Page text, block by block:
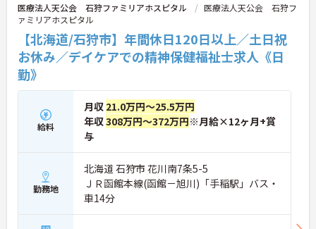
医療法人天公会 石狩ファミリアホスピタル
医療法人天公会 石狩フ
ァミリアホスピタル
【北海道/石狩市】年間休日120日以上／土日祝
お休み／デイケアでの精神保健福祉士求人《日
勤》
給料
月収 21.0万円～25.5万円
年収308万円～372万円※月給×12ヶ月+賞
与
勤務地
北海道 石狩市 花川南7条5-5
ＪＲ函館本線(函館－旭川)「手稲駅」バス・
車14分